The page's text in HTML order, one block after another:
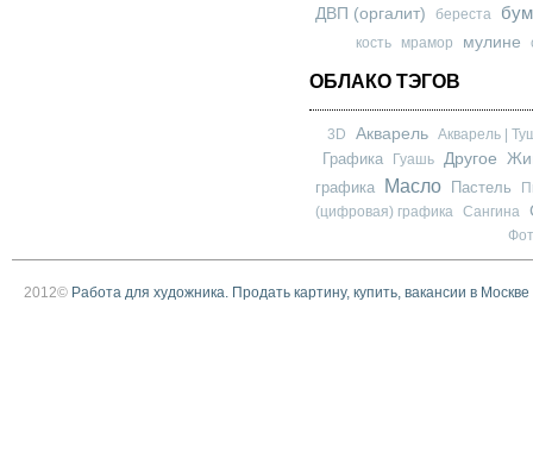
ДВП (оргалит) береста
кость мрамор мулине
ОБЛАКО ТЭГОВ
3D Акварель Акварель |
Графика Гуашь Другое
графика
Масло Пастель
(цифровая) графика
Сангина
2012© Работа для художника. Продать картину, купить, вакансии в Москве